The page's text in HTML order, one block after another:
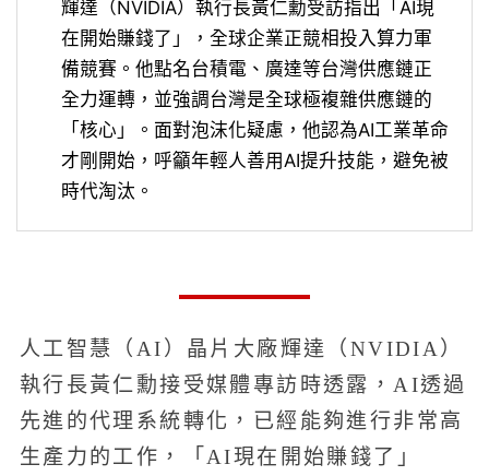
輝達（NVIDIA）執行長黃仁勳受訪指出「AI現
在開始賺錢了」，全球企業正競相投入算力軍
備競賽。他點名台積電、廣達等台灣供應鏈正
全力運轉，並強調台灣是全球極複雜供應鏈的
「核心」。面對泡沫化疑慮，他認為AI工業革命
才剛開始，呼籲年輕人善用AI提升技能，避免被
時代淘汰。
人工智慧（AI）晶片大廠輝達（NVIDIA）
執行長黃仁勳接受媒體專訪時透露，AI透過
先進的代理系統轉化，已經能夠進行非常高
生產力的工作，「AI現在開始賺錢了」